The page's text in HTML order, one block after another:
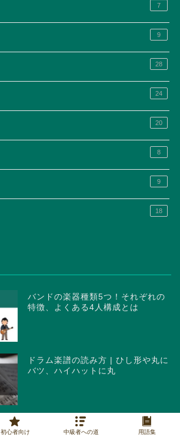
7
9
28
24
20
8
9
18
バンドの楽器種類5つ！それぞれの
特徴、よくある4人構成とは
ドラム楽譜の読み方 | ひし形や丸に
バツ、ハイハットに丸
【音楽用語】反復記号7種まとめ |
楽譜繰り返しも怖くない！
初心者向け 中級者への道 用語集